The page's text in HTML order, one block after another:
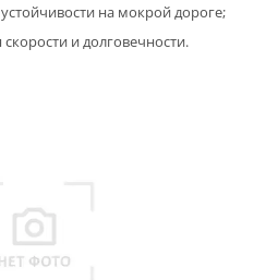
на мокрой дороге;
и долговечности.